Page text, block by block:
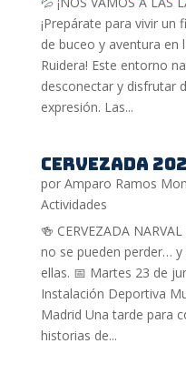
¡Prepárate para vivir un
de buceo y aventura en
Ruidera! Este entorno
desconectar y disfrutar
expresión. Las...
CERVEZADA
por Amparo Ramos
Actividades
🍻 CERVEZADA
no se pueden perder… y
ellas. 📅 Martes 23 de
Instalación Deportiva
Madrid Una tarde para
historias de...